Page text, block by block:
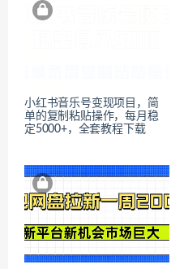
小红书音乐号变现项目，简
单的复制粘贴操作，每月稳
定5000+，全套教程下载